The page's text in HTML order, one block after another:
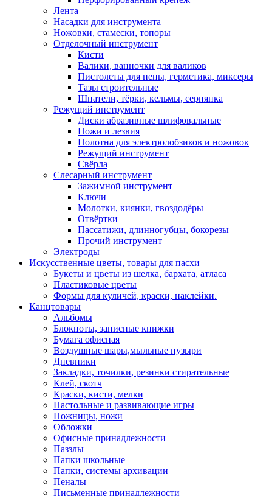
Лента
Насадки для инструмента
Ножовки, стамески, топоры
Отделочный инструмент
Кисти
Валики, ванночки для валиков
Пистолеты для пены, герметика, миксеры
Тазы строительные
Шпатели, тёрки, кельмы, серпянка
Режущий инструмент
Диски абразивные шлифовальные
Ножи и лезвия
Полотна для электролобзиков и ножовок
Режущий инструмент
Свёрла
Слесарный инструмент
Зажимной инструмент
Ключи
Молотки, киянки, гвоздодёры
Отвёртки
Пассатижи, длинногубцы, бокорезы
Прочий инструмент
Электроды
Искусственные цветы, товары для пасхи
Букеты и цветы из шелка, бархата, атласа
Пластиковые цветы
Формы для куличей, краски, наклейки.
Канцтовары
Альбомы
Блокноты, записные книжки
Бумага офисная
Воздушные шары,мыльные пузыри
Дневники
Закладки, точилки, резинки стирательные
Клей, скотч
Краски, кисти, мелки
Настольные и развивающие игры
Ножницы, ножи
Обложки
Офисные принадлежности
Паззлы
Папки школьные
Папки, системы архивации
Пеналы
Письменные принадлежности